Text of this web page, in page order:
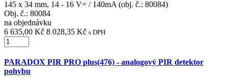
145 x 34 mm, 14 - 16 V= / 140mA (obj. č.: 80084)
Obj. č.: 80084
na objednávku
6 635,00 Kč 8 028,35 Kč s DPH
PARADOX PIR PRO plus(476) - analogový PIR detektor
pohybu